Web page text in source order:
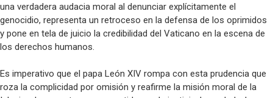
una verdadera audacia moral al denunciar explícitamente el
genocidio, representa un retroceso en la defensa de los oprimidos
y pone en tela de juicio la credibilidad del Vaticano en la escena de
los derechos humanos.
Es imperativo que el papa León XIV rompa con esta prudencia que
roza la complicidad por omisión y reafirme la misión moral de la